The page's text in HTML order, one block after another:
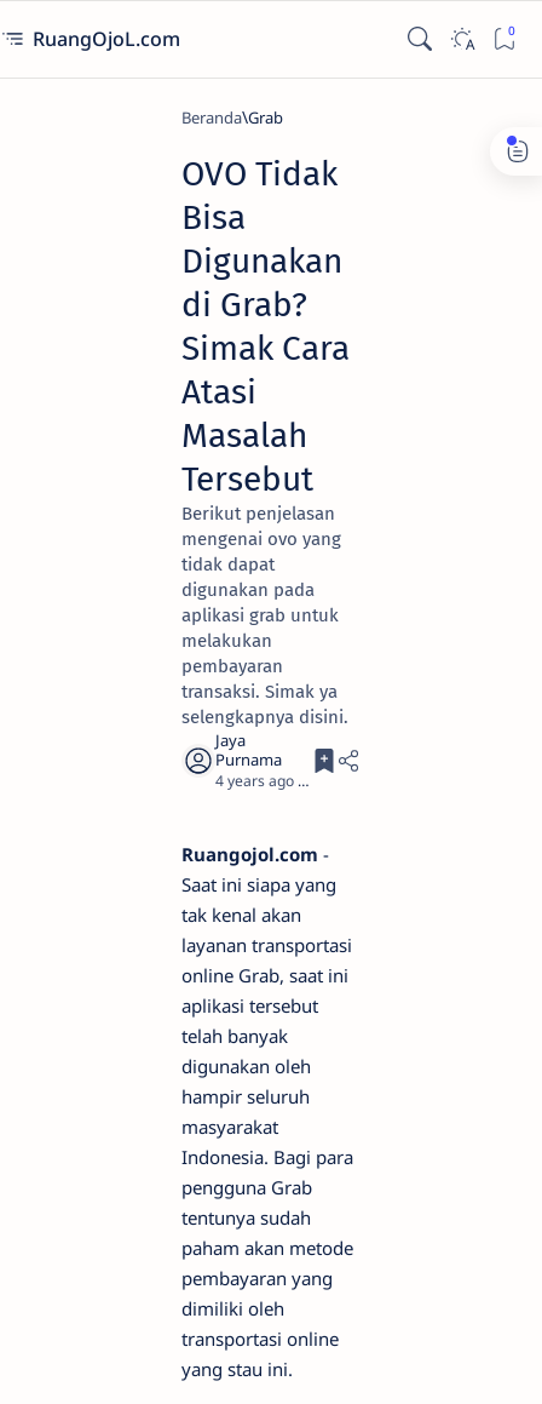
RuangOjoL.com
Beranda Grab
OVO Tidak
Bisa
Digunakan
di Grab?
Simak Cara
Atasi
Masalah
Tersebut
Berikut penjelasan
mengenai ovo yang
tidak dapat
digunakan pada
aplikasi grab untuk
melakukan
pembayaran
transaksi. Simak ya
selengkapnya disini.
4 years ago 3
Ruangojol.com -
Saat ini siapa yang
tak kenal akan
layanan transportasi
online Grab, saat ini
aplikasi tersebut
telah banyak
digunakan oleh
hampir seluruh
masyarakat
Indonesia. Bagi para
pengguna Grab
tentunya sudah
paham akan metode
pembayaran yang
dimiliki oleh
transportasi online
yang stau ini.